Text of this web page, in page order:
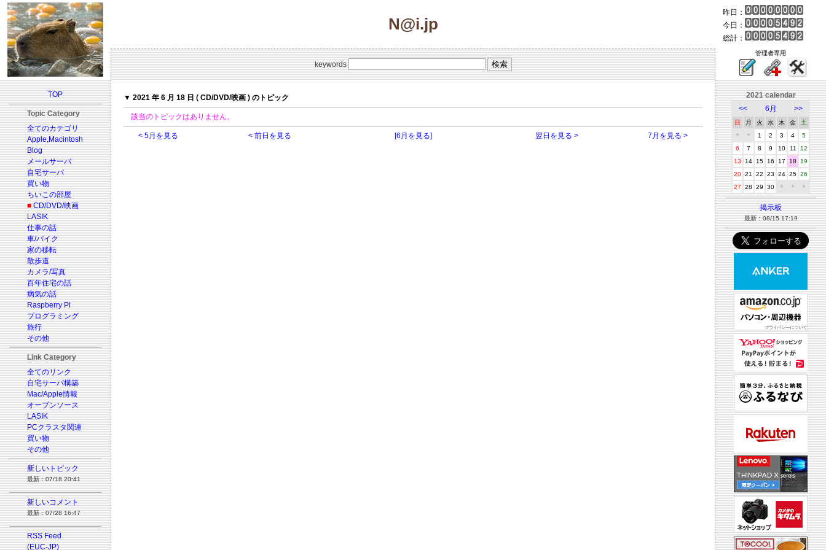
N@i.jp
昨日：
今日：
総計：
keywords
管理者専用
TOP
Topic Category
全てのカテゴリ
Apple,Macintosh
Blog
メールサーバ
自宅サーバ
買い物
ちいこの部屋
■ CD/DVD/映画
LASIK
仕事の話
車/バイク
家の移転
散歩道
カメラ/写真
百年住宅の話
病気の話
Raspberry Pi
プログラミング
旅行
その他
Link Category
全てのリンク
自宅サーバ構築
Mac/Apple情報
オープンソース
LASIK
PCクラスタ関連
買い物
その他
新しいトピック
最新：07/18 20:41
新しいコメント
最新：07/28 16:47
RSS Feed
(EUC-JP)
▼ 2021 年 6 月 18 日 ( CD/DVD/映画 ) のトピック
該当のトピックはありません。
< 5月を見る < 前日を見る [6月を見る] 翌日を見る > 7月を見る >
2021 calendar
<<
6月 >>
日 月 火 水 木 金
土
＊
＊ 1 2 3 4
5
6
7 8 9 10 11
12
13
14 15 16 17 18
19
20 21 22 23 24 25 26
27
28 29 30 ＊ ＊ ＊
掲示板
最新：08/15 17:19